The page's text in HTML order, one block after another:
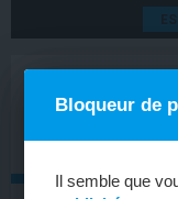
Bloqueur de
Il semble que